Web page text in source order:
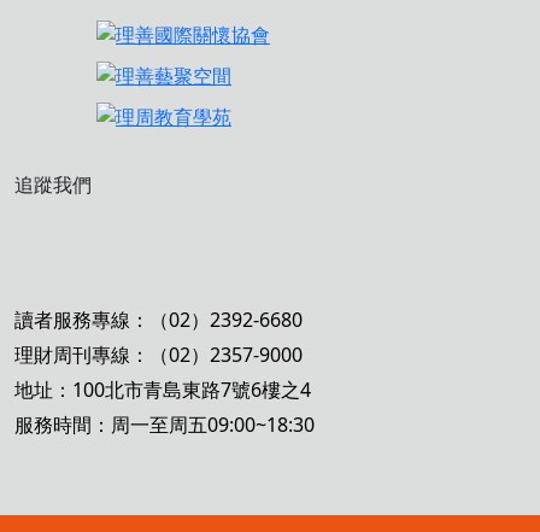
追蹤我們
讀者服務專線：（02）2392-6680
理財周刊專線：（02）2357-9000
地址：100北市青島東路7號6樓之4
服務時間：周一至周五09:00~18:30